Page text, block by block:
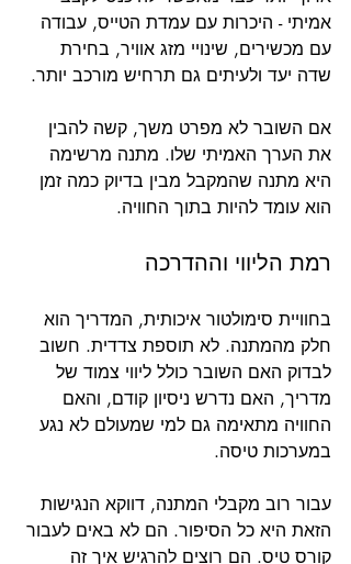
אמיתי - היכרות עם עמדת הטייס, עבודה
עם מכשירים, שינויי מזג אוויר, בחירת
שדה יעד ולעיתים גם תרחיש מורכב יותר.
אם השובר לא מפרט משך, קשה להבין
את הערך האמיתי שלו. מתנה מרשימה
היא מתנה שהמקבל מבין בדיוק כמה זמן
הוא עומד להיות בתוך החוויה.
רמת הליווי וההדרכה
בחוויית סימולטור איכותית, המדריך הוא
חלק מהמתנה. לא תוספת צדדית. חשוב
לבדוק האם השובר כולל ליווי צמוד של
מדריך, האם נדרש ניסיון קודם, והאם
החוויה מתאימה גם למי שמעולם לא נגע
במערכות טיסה.
עבור רוב מקבלי המתנה, דווקא הנגישות
הזאת היא כל הסיפור. הם לא באים לעבור
קורס טיס. הם רוצים להרגיש איך זה